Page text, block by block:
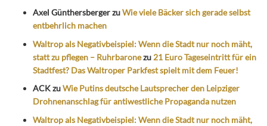
Axel GünthersbergerzuWie viele Bäcker sich gerade selbst
entbehrlich machen
Waltrop als Negativbeispiel: Wenn die Stadt nur noch mäht,
statt zu pflegen – Ruhrbaronezu 21 Euro Tageseintritt für ein
Stadtfest? Das Waltroper Parkfest spielt mit dem Feuer!
ACKzuWie Putins deutsche Lautsprecher den Leipziger
Drohnenanschlag für antiwestliche Propaganda nutzen
Waltrop als Negativbeispiel: Wenn die Stadt nur noch mäht,